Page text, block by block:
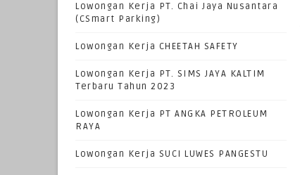
Lowongan Kerja PT. Chai Jaya Nusantara
(CSmart Parking)
Lowongan Kerja CHEETAH SAFETY
Lowongan Kerja PT. SIMS JAYA KALTIM
Terbaru Tahun 2023
Lowongan Kerja PT ANGKA PETROLEUM
RAYA
Lowongan Kerja SUCI LUWES PANGESTU